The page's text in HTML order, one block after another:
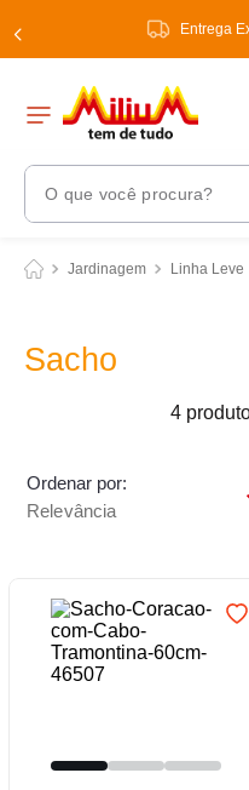
Entrega
O que você procura?
Jardinagem Linha Leve
Sacho
4
Ordenar por
Relevância
Termos Mais Buscados
2 tinta
5º
6º luminária
8º panelas
9º varal
10º caneca